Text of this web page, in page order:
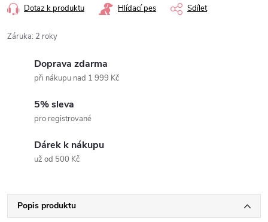
Dotaz k produktu Hlídací pes Sdílet
Záruka: 2 roky
Doprava zdarma
při nákupu nad 1 999 Kč
5% sleva
pro registrované
Dárek k nákupu
už od 500 Kč
Popis produktu